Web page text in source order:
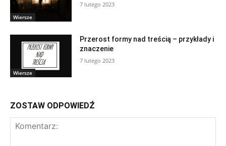
Wiersze
7 lutego 2023
Wiersze
Przerost formy nad treścią – przykłady i
znaczenie
7 lutego 2023
ZOSTAW ODPOWIEDŹ